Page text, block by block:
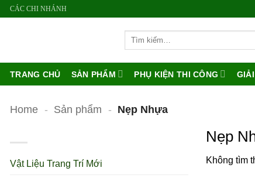
BỏCÁC CHI NHÁNH
Tìm
TRANG CHỦ SẢN PHẨM PHỤ KIỆN THI CÔNG
Home - Sản phẩm - Nẹp Nhựa
Vật Liệu Trang Trí Mới
Nẹp
Không tìm